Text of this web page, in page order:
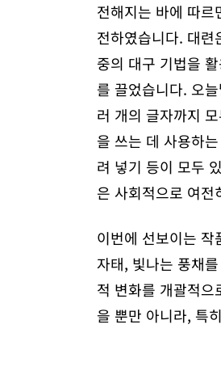
전해지는 바에 따
전하였습니다. 대
중의 대구 기법을
를 끌었습니다. 오
러 개의 글자까지
을 쓰는 데 사용하
려 넣기 등이 모두
은 사회적으로 여
이번에 선보이는
자태, 빛나는 풍채
적 변화를 개괄적
을 뿐만 아니라, 특